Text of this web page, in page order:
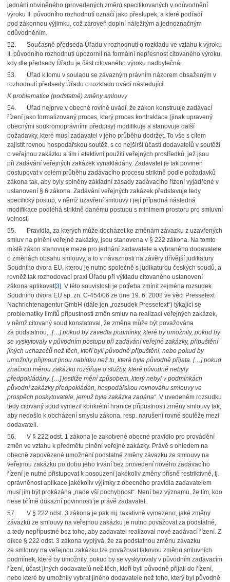
jednání obviněného (provedených změn) specifikovaných v odůvodnění
výroku II. původního rozhodnutí označí jako přestupek, a které podřadí
pod zákonnou výjimku, což zároveň doplní náležitým a jednoznačným
odůvodněním.
52. Současně předseda Úřadu v rozhodnutí o rozkladu ve vztahu k výroku
II. původního rozhodnutí upozornil na formální nepřesnost citovaného výroku,
kdy dle předsedy Úřadu je část citovaného výroku nadbytečná.
53. Úřad k tomu v souladu se závazným právním názorem obsaženým v
rozhodnutí předsedy Úřadu o rozkladu uvádí následující.
K problematice (podstatné) změny smlouvy
54. Úřad nejprve v obecné rovině uvádí, že zákon konstruuje zadávací
řízení jako formalizovaný proces, který proces kontraktace (jinak upravený
obecnými soukromoprávními předpisy) modifikuje a stanovuje další
požadavky, které musí zadavatel v jeho průběhu dodržet. To vše s cílem
zajistit rovnou hospodářskou soutěž, s co nejširší účastí dodavatelů v soutěži
o veřejnou zakázku a tím i efektivní použití veřejných prostředků, jež jsou
při zadávání veřejných zakázek vynakládány. Zadavatel je tak povinen
postupovat v celém průběhu zadávacího procesu striktně podle požadavků
zákona tak, aby byly splněny základní zásady zadávacího řízení vyjádřené v
ustanovení § 6 zákona. Zadávání veřejných zakázek představuje tedy
specifický postup, v němž uzavření smlouvy i její případná následná
modifikace podléhá striktně danému postupu s minimem prostoru pro smluvní
volnost.
55. Pravidla, za kterých může docházet ke změnám závazku z uzavřených
smluv na plnění veřejné zakázky, jsou stanovena v § 222 zákona. Na tomto
místě zákon stanovuje meze pro jednání zadavatele a vybraného dodavatele
o změnách obsahu smlouvy, a to v návaznosti na závěry dřívější judikatury
Soudního dvora EU, kterou je nutno společně s judikaturou českých soudů, a
rovněž tak rozhodovací praxi Úřadu při výkladu citovaného ustanovení
zákona aplikovat[3]. V této souvislosti je potřeba zmínit zejména rozsudek
Soudního dvora EU sp. zn. C-454/06 ze dne 19. 6. 2008 ve věci Pressetext
Nachrichtenagentur GmbH (dále jen „rozsudek Pressetext“) týkající se
problematiky limitů přípustnosti změn smluv na realizaci veřejných zakázek,
v němž citovaný soud konstatoval, že změna může být považována
za podstatnou,
„[…] pokud by zavedla podmínky, které by umožnily, pokud by
se vyskytovaly v původním postupu při zadávání veřejné zakázky, připuštění
jiných uchazečů než těch, kteří byli původně připuštěni, nebo pokud by
umožnily přijmout jinou nabídku než tu, která byla původně přijata. […] pokud
značnou měrou zakázku rozšiřuje o služby, které původně nebyly
předpokládány. […] jestliže mění způsobem, který nebyl v podmínkách
původní zakázky předpokládán, hospodářskou rovnováhu smlouvy ve
prospěch poskytovatele, jemuž byla zakázka zadána“. V uvedeném rozsudku
tedy citovaný soud vymezil konkrétní hranice přípustnosti změny smlouvy tak,
aby nedošlo k obcházení smyslu zákona, resp. narušení rovné soutěže mezi
dodavateli.
56. V § 222 odst. 1 zákona je zakotvené obecné pravidlo pro provádění
změn ve vztahu k předmětu plnění veřejné zakázky. Právě s ohledem na
obecně zapovězené umožnění podstatné změny závazku ze smlouvy na
veřejnou zakázku po dobu jeho trvání bez provedení nového zadávacího
řízení je nutné přistupovat k posouzení jakékoliv změny přísně restriktivně, tj.
oprávněnost aplikace jakékoliv výjimky z obecného pravidla zadavatelem
musí jím být prokázána „nade vší pochybnost“. Není bez významu, že tím, kdo
nese břímě důkazní povinnosti je právě zadavatel.
57. V § 222 odst. 3 zákona je pak mj. taxativně vymezeno, jaké změny
závazků ze smlouvy na veřejnou zakázku je nutno považovat za podstatné,
a tedy nepřípustné bez toho, aby zadavatel realizoval nové zadávací řízení. Z
dikce § 222 odst. 3 zákona vyplývá, že za podstatnou změnu závazku
ze smlouvy na veřejnou zakázku lze považovat takovou změnu smluvních
podmínek, které by umožnily, pokud by se vyskytovaly v původním zadávacím
řízení, účast jiných dodavatelů než těch, kteří byli původně přijati do řízení,
nebo které by umožnily vybrat jiného dodavatele než toho, který byl původně